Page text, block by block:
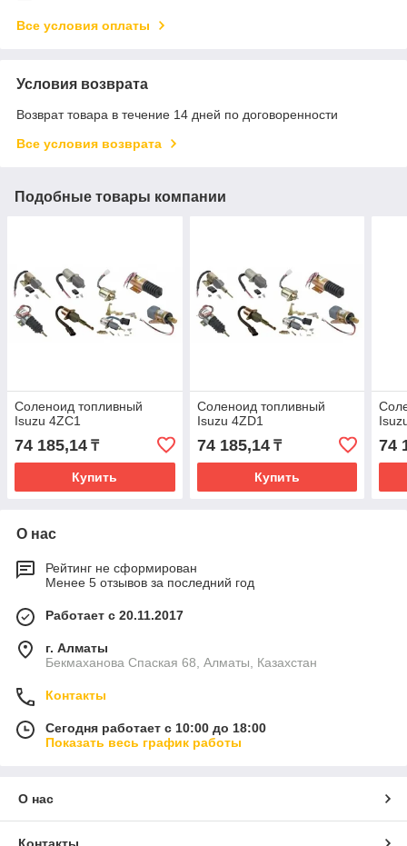
Все условия оплаты
Условия возврата
Возврат товара в течение 14 дней по договоренности
Все условия возврата
Подобные товары компании
Соленоид топливный
Isuzu 4ZC1
74 185,14 ₸
Купить
Соленоид топливный
Isuzu 4ZD1
74 185,14₸
Купить
74
О нас
Рейтинг не сформирован
Менее 5 отзывов за последний год
Работает с 20.11.2017
г. Алматы
Бекмаханова Спаская 68, Алматы, Казахстан
Контакты
Сегодня работает с 10:00 до 18:00
Показать весь график работы
О нас